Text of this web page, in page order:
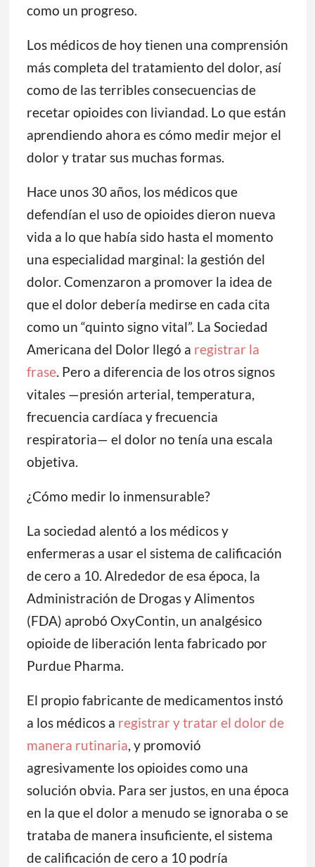
como un progreso.
Los médicos de hoy tienen una comprensión
más completa del tratamiento del dolor, así
como de las terribles consecuencias de
recetar opioides con liviandad. Lo que están
aprendiendo ahora es cómo medir mejor el
dolor y tratar sus muchas formas.
Hace unos 30 años, los médicos que
defendían el uso de opioides dieron nueva
vida a lo que había sido hasta el momento
una especialidad marginal: la gestión del
dolor. Comenzaron a promover la idea de
que el dolor debería medirse en cada cita
como un “quinto signo vital”. La Sociedad
Americana del Dolor llegó a registrar la
frase. Pero a diferencia de los otros signos
vitales —presión arterial, temperatura,
frecuencia cardíaca y frecuencia
respiratoria— el dolor no tenía una escala
objetiva.
¿Cómo medir lo inmensurable?
La sociedad alentó a los médicos y
enfermeras a usar el sistema de calificación
de cero a 10. Alrededor de esa época, la
Administración de Drogas y Alimentos
(FDA) aprobó OxyContin, un analgésico
opioide de liberación lenta fabricado por
Purdue Pharma.
El propio fabricante de medicamentos instó
a los médicos a registrar y tratar el dolor de
manera rutinaria, y promovió
agresivamente los opioides como una
solución obvia. Para ser justos, en una época
en la que el dolor a menudo se ignoraba o se
trataba de manera insuficiente, el sistema
de calificación de cero a 10 podría